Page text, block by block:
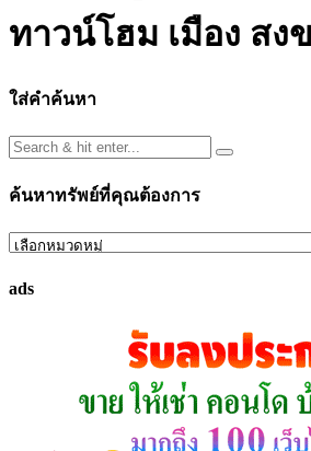
ทาวน์โฮม เมือง สง
ใส่คำค้นหา
ค้นหาทรัพย์ที่คุณต้องการ
ค้นหา
ที่
ads